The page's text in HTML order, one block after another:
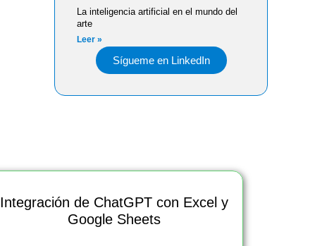
La inteligencia artificial en el mundo del
arte
Leer »
Sígueme en LinkedIn
Integración de ChatGPT con Excel y
Google Sheets